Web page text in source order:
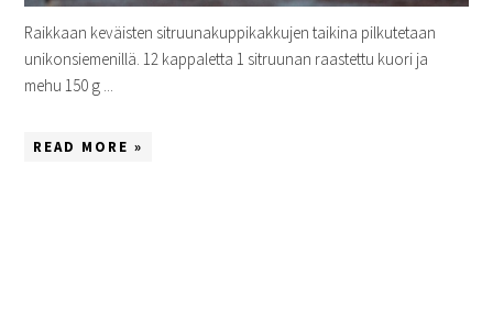
Raikkaan keväisten sitruunakuppikakkujen taikina pilkutetaan
unikonsiemenillä. 12 kappaletta 1 sitruunan raastettu kuori ja
mehu 150 g ...
READ MORE »